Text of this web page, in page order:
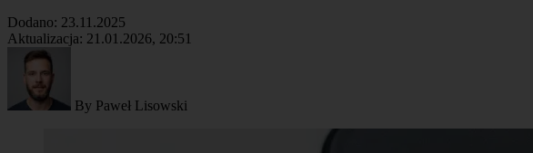
Dodano: 23.11.2025
Aktualizacja: 21.01.2026, 20:51
By Paweł Lisowski